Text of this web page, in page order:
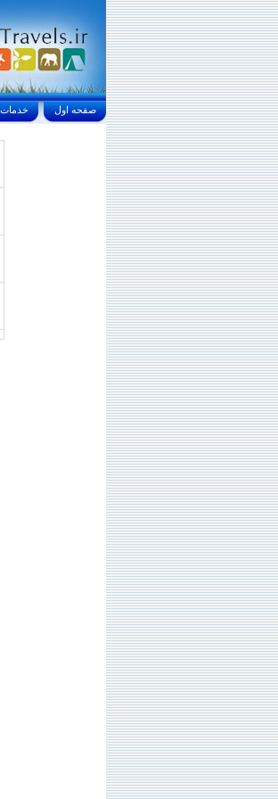
خدمات رايگان صفحه اول